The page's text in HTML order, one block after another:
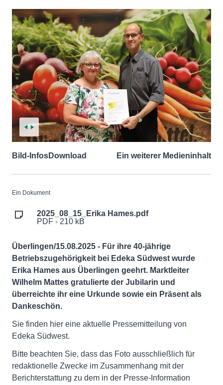
Bild-InfosDownload Ein weiterer Medieninhalt
Ein Dokument
2025_08_15_Erika Hames.pdf
PDF - 210 kB
Überlingen/15.08.2025 - Für ihre 40-jährige
Betriebszugehörigkeit bei Edeka Südwest wurde
Erika Hames aus Überlingen geehrt. Marktleiter
Wilhelm Mattes gratulierte der Jubilarin und
überreichte ihr eine Urkunde sowie ein Präsent als
Dankeschön.
Sie finden hier eine aktuelle Pressemitteilung von
Edeka Südwest.
Bitte beachten Sie, dass das Foto ausschließlich für
redaktionelle Zwecke im Zusammenhang mit der
Berichterstattung zu dem in der Presse-Information